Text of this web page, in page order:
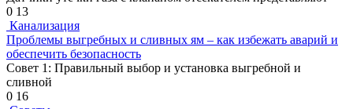
0 13
Канализация
Проблемы выгребных и сливных ям – как избежать аварий и
обеспечить безопасность
Совет 1: Правильный выбор и установка выгребной и
сливной
0 16